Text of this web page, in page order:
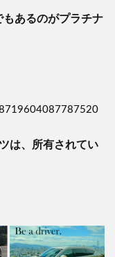
あるのがプラチナ
は、所有されてい